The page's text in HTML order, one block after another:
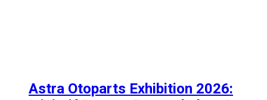
Astra Otoparts Exhibition 2026: